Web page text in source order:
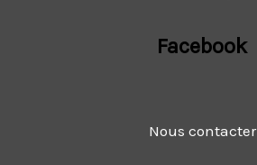
Facebook
Nous contacter